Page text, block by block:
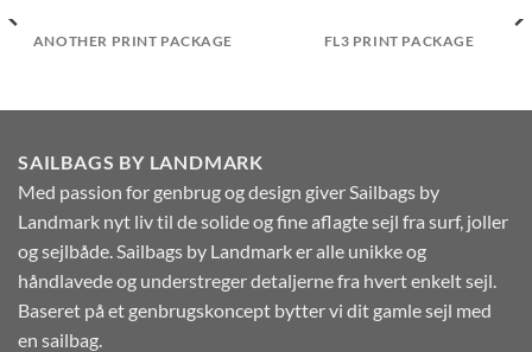
ANOTHER PRINT PACKAGE FL3 PRINT PACKAGE
SAILBAGS BY LANDMARK
Med passion for genbrug og design giver Sailbags by
Landmark nyt liv til de solide og fine aflagte sejl fra surf, joller
og sejlbåde. Sailbags by Landmark er alle unikke og
håndlavede og understreger detaljerne fra hvert enkelt sejl.
Baseret på et genbrugskoncept bytter vi dit gamle sejl med
en sailbag.